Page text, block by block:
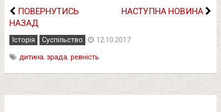
ПОВЕРНУТИСЬ
НАЗАД
НАСТУПНА НОВИНА
Історія Суспільство 12.10.2017
дитина, зрада, ревність